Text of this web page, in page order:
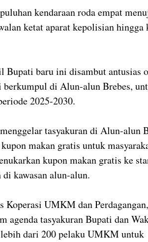
kendaraan roda empat
ketat aparat kepolisian hingga
Bupati baru ini disambut antusias
berkumpul di Alun-alun Brebes,
2025-2030.
tasyakuran di Alun-alun
makan gratis untuk
kupon makan gratis ke
kawasan alun-alun.
UMKM dan
agenda tasyakuran Bupati dan
dari 200 pelaku UMKM untuk